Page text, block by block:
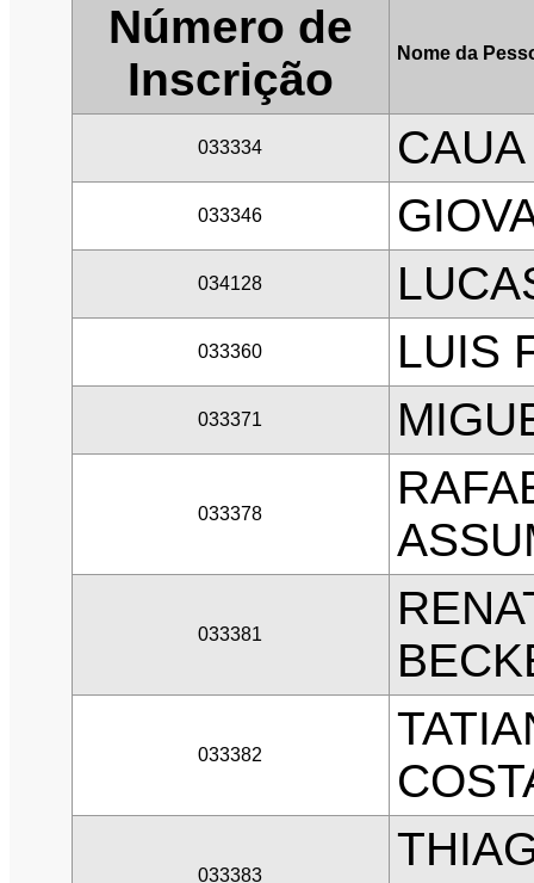
Número de
Inscrição
Nome da
033334
033346
034128
033360 LUIS
033371
033378
033381
033382
033383